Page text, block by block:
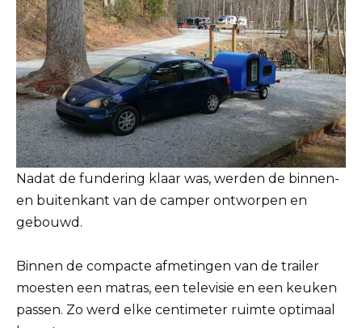
Nadat de fundering klaar was, werden de binnen-
en buitenkant van de camper ontworpen en
gebouwd.
Binnen de compacte afmetingen van de trailer
moesten een matras, een televisie en een keuken
passen. Zo werd elke centimeter ruimte optimaal